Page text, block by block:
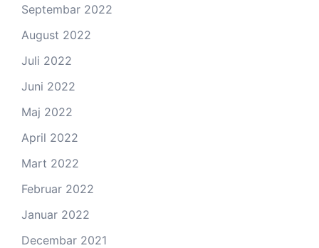
Septembar 2022
August 2022
Juli 2022
Juni 2022
Maj 2022
April 2022
Mart 2022
Februar 2022
Januar 2022
Decembar 2021